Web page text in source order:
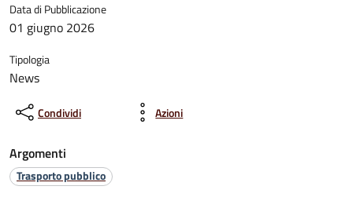
Data di Pubblicazione
01 giugno 2026
Tipologia
News
Condividi Azioni
Argomenti
Trasporto pubblico